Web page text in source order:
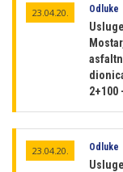
23.04.20. Odluke
2+100
23.04.20. Odluke